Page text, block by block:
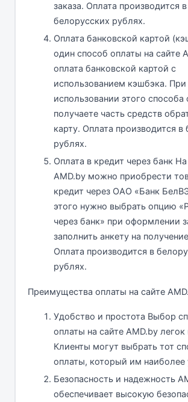
заказа. Оплата производится в
белорусских рублях.
Оплата банковской картой
один способ оплаты на сайте
оплата банковской картой с
использованием кэшбэка. При
использовании этого
получаете часть средств
карту. Оплата производится в
рублях.
Оплата в кредит через банк
AMD.by можно приобрести
кредит через ОАО «Банк
этого нужно выбрать опцию
через банк» при оформлении
заполнить анкету на
Оплата производится в
рублях.
Преимущества оплаты на сайте
Удобство и простота Выбор
оплаты на сайте AMD.by легок
Клиенты могут выбрать тот
оплаты, который им наиболее
Безопасность и надежность
обеспечивает высокую